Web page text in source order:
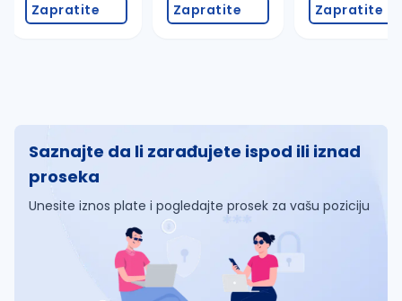
Zapratite Zapratite Zapratite
Saznajte da li zarađujete ispod ili iznad
proseka
Unesite iznos plate i pogledajte prosek za vašu poziciju